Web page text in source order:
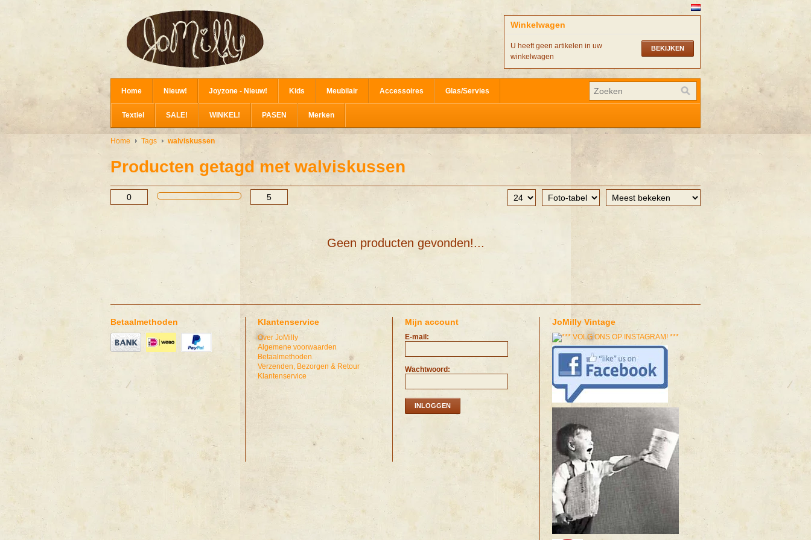
Winkelwagen
BEKIJKEN
U heeft geen artikelen in uw
winkelwagen
Home Nieuw! Joyzone - Nieuw! Kids Meubilair Accessoires Glas/Servies
Textiel SALE! WINKEL! PASEN Merken
Home Tags walviskussen
Producten getagd met walviskussen
Geen producten gevonden!...
Betaalmethoden Klantenservice
Over JoMilly
Algemene voorwaarden
Betaalmethoden
Verzenden, Bezorgen & Retour
Klantenservice
Mijn account
E-mail:
Wachtwoord:
INLOGGEN
JoMilly Vintage